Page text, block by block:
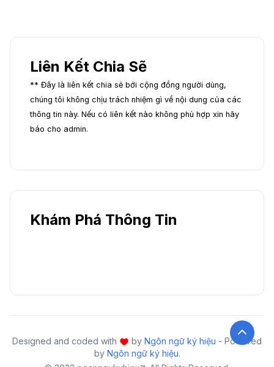
Liên Kết Chia Sẽ
** Đây là liên kết chia sẻ bới cộng đồng người dùng,
chúng tôi không chịu trách nhiệm gì về nội dung của các
thông tin này. Nếu có liên kết nào không phù hợp xin hãy
báo cho admin.
Khám Phá Thông Tin
Designed and coded with by Ngôn ngữ ký hiệu - Powered
by Ngôn ngữ ký hiệu.